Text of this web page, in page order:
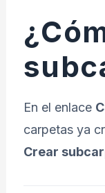
En el enlace
carpetas ya
Crear